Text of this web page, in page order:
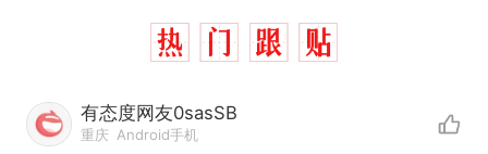
有态度网友0sasSB
重庆 Android手机